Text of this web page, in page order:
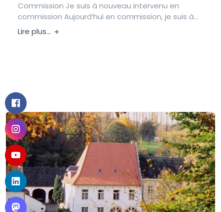
Commission Je suis à nouveau intervenu en
commission Aujourd’hui en commission, je suis à...
Lire plus...